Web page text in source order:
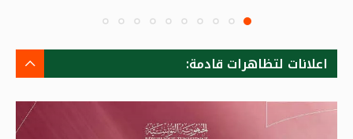
اعلانات لتظاهرات قادمة: